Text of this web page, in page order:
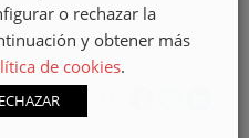
PARTAGER
o rechazar la
y obtener más
de cookies.